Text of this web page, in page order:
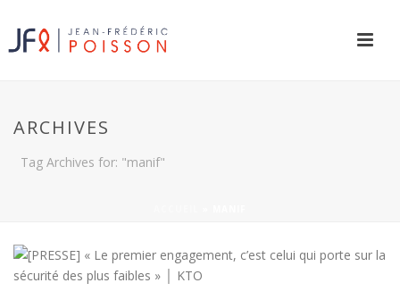
ARCHIVES
Tag Archives for: "manif"